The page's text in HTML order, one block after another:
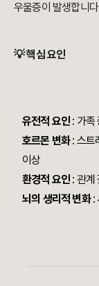
우울증이 발생합니
💡 핵심 요인
유전적 요인 : 가족
호르몬 변화: 스트
이상
환경적 요인 : 관계
뇌의 생리적 변화: